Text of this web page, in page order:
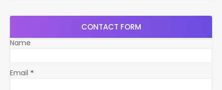
CONTACT FORM
Name
Email *